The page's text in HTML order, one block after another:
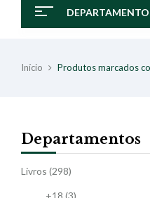
Início Produtos marcados
Departamentos
Livros (298)
+18 (3)